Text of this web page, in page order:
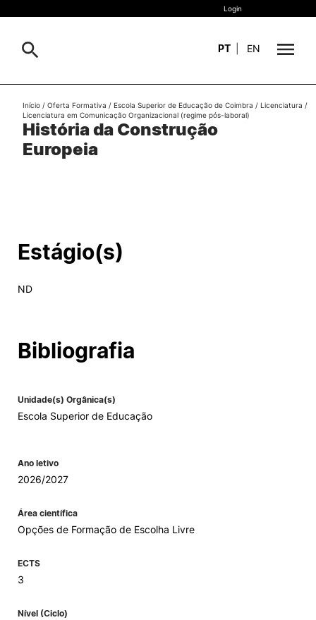
Sobre
Estudar
II&D e Empresas
Alumni
Magazine
Eventos
Europeia
Login
PT EN
Pesquisa
História da Construção
Europeia
Início / Oferta Formativa / Escola Superior de Educação de Coimbra / Licenciatura /
Licenciatura em Comunicação Organizacional (regime pós-laboral)
Estágio(s)
ND
Bibliografia
Unidade(s) Orgânica(s)
Escola Superior de Educação
Ano letivo
2026/2027
Área científica
Opções de Formação de Escolha Livre
ECTS
3
Nível (Ciclo)